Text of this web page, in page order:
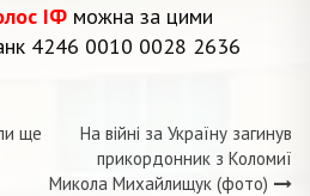
ІФ можна за цими
4246 0010 0028 2636
ще
На війні за Україну загинув
прикордонник з Коломиї
Микола Михайлищук (фото)